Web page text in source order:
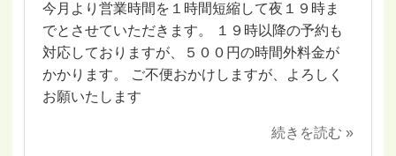
今月より営業時間を１時間短縮して夜１９時ま
でとさせていただきます。 １９時以降の予約も
対応しておりますが、５００円の時間外料金が
かかります。 ご不便おかけしますが、よろしく
お願いたします
続きを読む »